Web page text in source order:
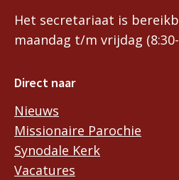
Het secretariaat is
maandag t/m vrijdag
Direct naar
Nieuws
Missionaire Parochie
Synodale Kerk
Vacatures